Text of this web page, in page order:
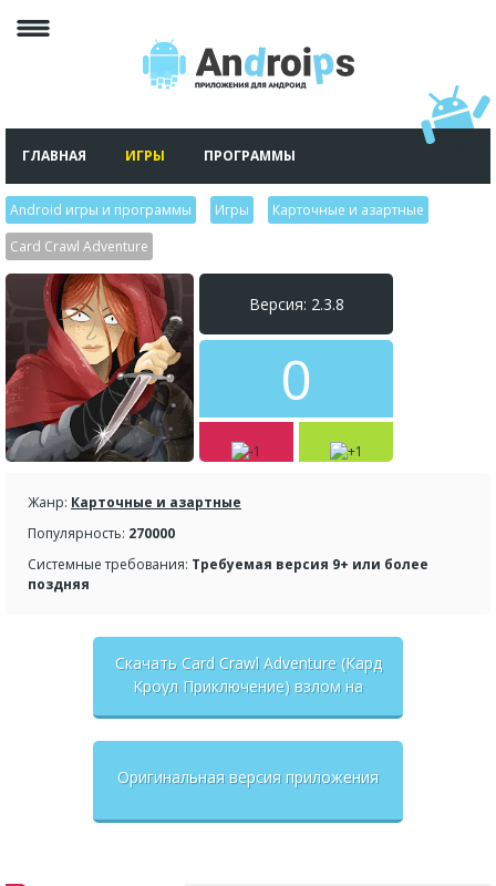
ГЛАВНАЯ ИГРЫ ПРОГРАММЫ
Android игры и программы Игры Карточные и азартные
Card Crawl Adventure
Версия: 2.3.8
0
Жанр: Карточные и азартные
Популярность: 270000
Системные требования: Требуемая версия 9+ или более
поздняя
Скачать Card Crawl Adventure (Кард
Кроул Приключение) взлом на
Оригинальная версия приложения